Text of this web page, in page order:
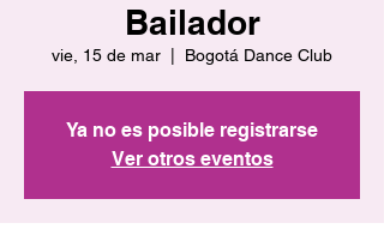
Bailador
vie, 15 de mar Bogotá Dance Club
Ya no es posible registrarse
Ver otros eventos